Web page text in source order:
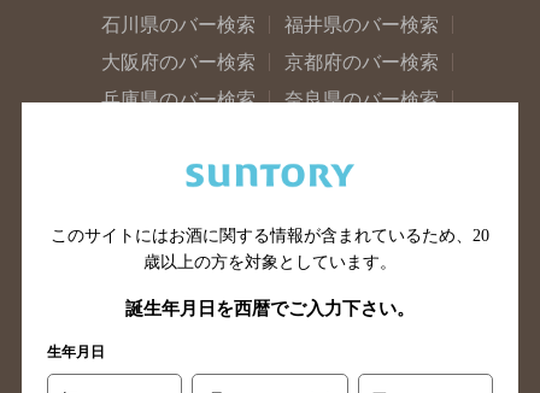
石川県のバー検索
福井県のバー検索
大阪府のバー検索
京都府のバー検索
兵庫県のバー検索
奈良県のバー検索
広島県のバー検索
岡山県のバー検索
島根県のバー検索
徳島県のバー検索
高知県のバー検索
福岡県のバー検索
長崎県のバー検索
このサイトにはお酒に関する情報が含まれているため、 20
歳以上の方を対象としています。
誕生年月日を西暦でご入力下さい。
生年月日